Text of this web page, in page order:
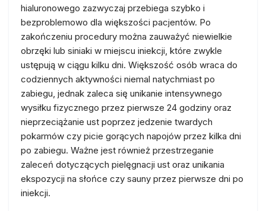
hialuronowego zazwyczaj przebiega szybko i
bezproblemowo dla większości pacjentów. Po
zakończeniu procedury można zauważyć niewielkie
obrzęki lub siniaki w miejscu iniekcji, które zwykle
ustępują w ciągu kilku dni. Większość osób wraca do
codziennych aktywności niemal natychmiast po
zabiegu, jednak zaleca się unikanie intensywnego
wysiłku fizycznego przez pierwsze 24 godziny oraz
nieprzeciążanie ust poprzez jedzenie twardych
pokarmów czy picie gorących napojów przez kilka dni
po zabiegu. Ważne jest również przestrzeganie
zaleceń dotyczących pielęgnacji ust oraz unikania
ekspozycji na słońce czy sauny przez pierwsze dni po
iniekcji.